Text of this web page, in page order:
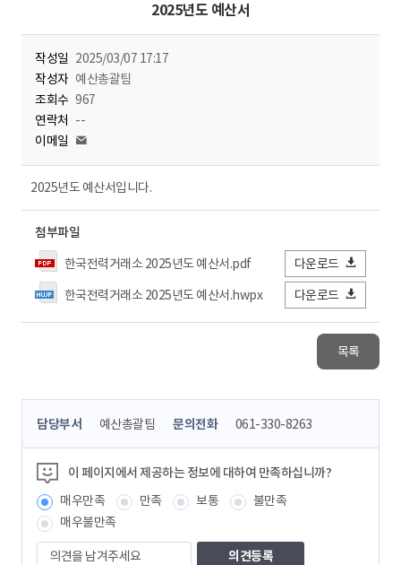
2025년도 예산서
작성일 2025/03/07 17:17
작성자 예산총괄팀
조회수 967
연락처 --
이메일
2025년도 예산서입니다.
첨부파일
한국전력거래소 2025년도 예산서.pdf
다운로드
한국전력거래소 2025년도 예산서.hwpx
다운로드
목록
콘
츠
정
보
책
임
자
담당부서 예산총괄팀 문의전화 061-330-8263
이 페이지에서 제공하는 정보에 대하여 만족하십니까?
매우만족
만족 보통
불만족
매우불만족
의